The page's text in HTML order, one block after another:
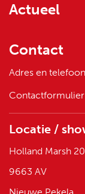
Actueel
Contact
Adres en telefoon
Contactformulier
Locatie /
Holland Marsh 20
9663 AV